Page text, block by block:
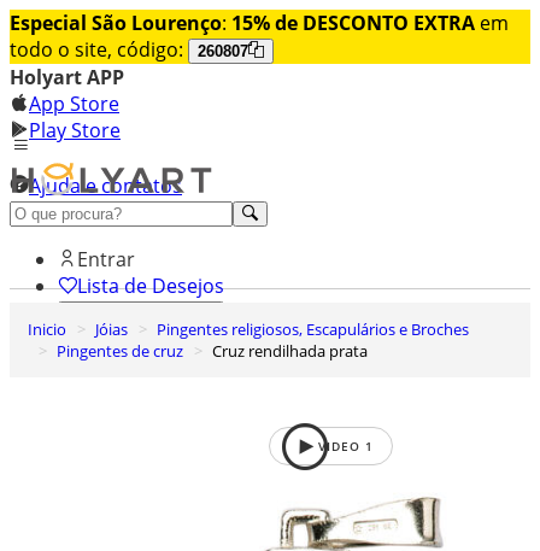
Especial São Lourenço: 15% de DESCONTO EXTRA em
todo o site, código:
260807
Holyart APP
App Store
Play Store
Ajuda e contatos
Conheça premium
Entrar
Lista de Desejos
0
Carrinho de Compras
Inicio Jóias
Pingentes religiosos, Escapulários e Broches
Pingentes de cruz
Cruz rendilhada prata
VIDEO 1